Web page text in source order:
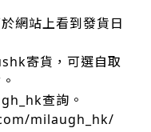
網站上看到發貨日
寄貨，可選自取
查詢。
milaugh_hk/